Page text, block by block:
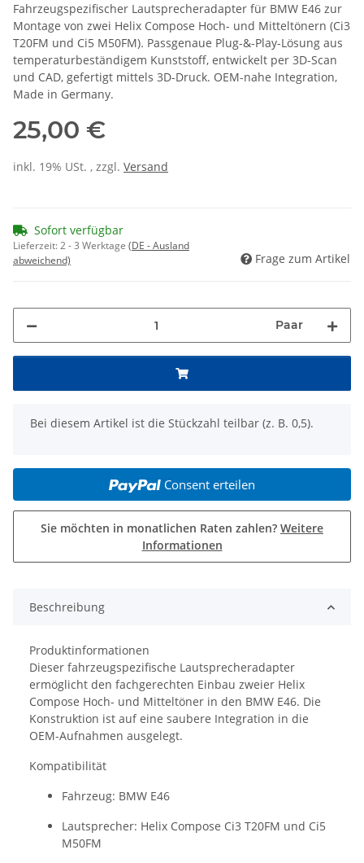
Fahrzeugspezifischer Lautsprecheradapter für BMW E46 zur
Montage von zwei Helix Compose Hoch- und Mitteltönern (Ci3
T20FM und Ci5 M50FM). Passgenaue Plug-&-Play-Lösung aus
temperaturbeständigem Kunststoff, entwickelt per 3D-Scan
und CAD, gefertigt mittels 3D-Druck. OEM-nahe Integration,
Made in Germany.
25,00 €
inkl. 19% USt. , zzgl. Versand
Sofort verfügbar
Lieferzeit:2 - 3 Werktage (DE - Ausland
abweichend)
Frage zum Artikel
Paar
x
Bei diesem Artikel ist die Stückzahl teilbar (z. B. 0,5).
Consent erteilen
Sie möchten in monatlichen Raten zahlen? Weitere
Informationen
Beschreibung
Produktinformationen
Dieser fahrzeugspezifische Lautsprecheradapter
ermöglicht den fachgerechten Einbau zweier Helix
Compose Hoch- und Mitteltöner in den BMW E46. Die
Konstruktion ist auf eine saubere Integration in die
OEM-Aufnahmen ausgelegt.
Kompatibilität
Fahrzeug: BMW E46
Lautsprecher: Helix Compose Ci3 T20FM und Ci5
M50FM